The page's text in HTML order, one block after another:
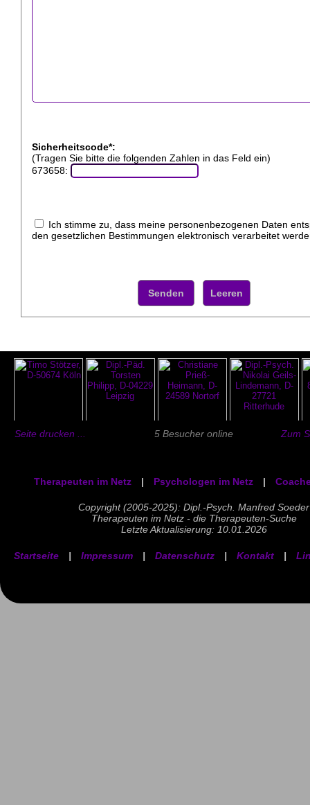
Sicherheitscode*:
(Tragen Sie bitte die folgenden Zahlen in das Feld ein)
673658:
Ich stimme zu, dass meine personenbezogenen Daten
den gesetzlichen Bestimmungen elektronisch verarbeitet
Seite drucken ... 5 Besucher online Zum
Therapeuten im Netz | Psychologen im Netz |
Copyright (2005-2025): Dipl.-Psych. Manfred Soeder
Therapeuten im Netz - die Therapeuten-Suche
Letzte Aktualisierung: 10.01.2026
Startseite | Impressum | Datenschutz | Kontakt |